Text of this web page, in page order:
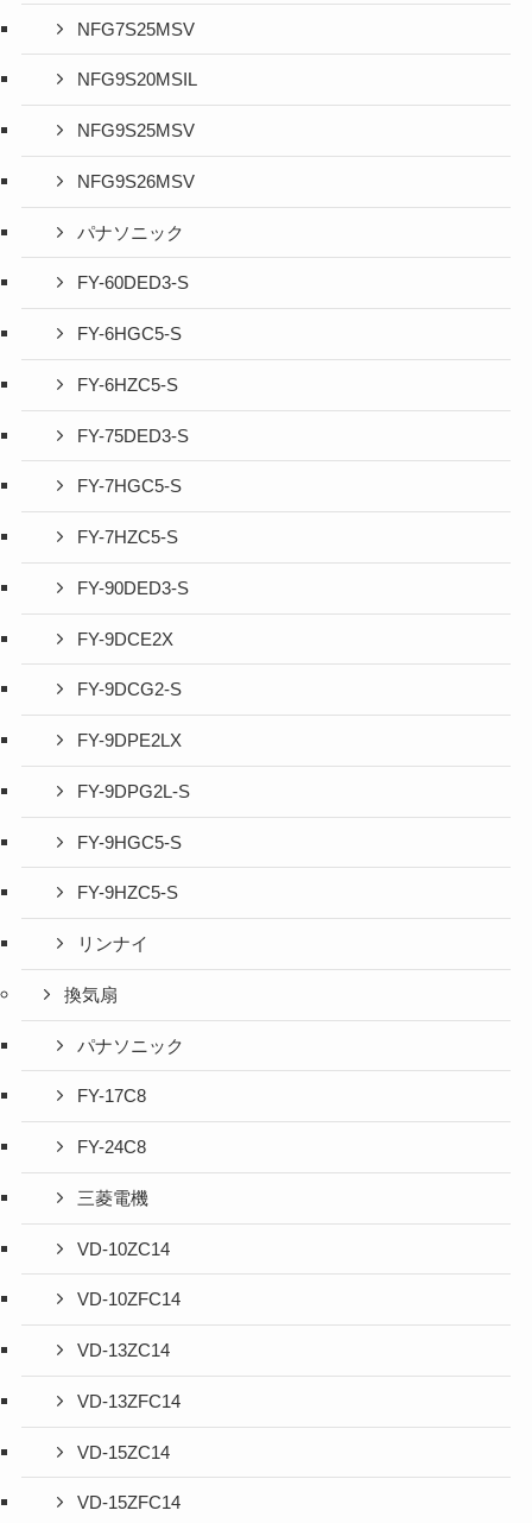
NFG7S25MSV
NFG9S20MSIL
NFG9S25MSV
NFG9S26MSV
パナソニック
FY-60DED3-S
FY-6HGC5-S
FY-6HZC5-S
FY-75DED3-S
FY-7HGC5-S
FY-7HZC5-S
FY-90DED3-S
FY-9DCE2X
FY-9DCG2-S
FY-9DPE2LX
FY-9DPG2L-S
FY-9HGC5-S
FY-9HZC5-S
リンナイ
換気扇
パナソニック
FY-17C8
FY-24C8
三菱電機
VD-10ZC14
VD-10ZFC14
VD-13ZC14
VD-13ZFC14
VD-15ZC14
VD-15ZFC14